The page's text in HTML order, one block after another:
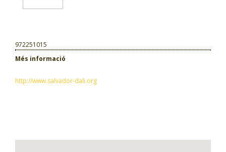
972251015
Més informació
http://www.salvador-dali.org